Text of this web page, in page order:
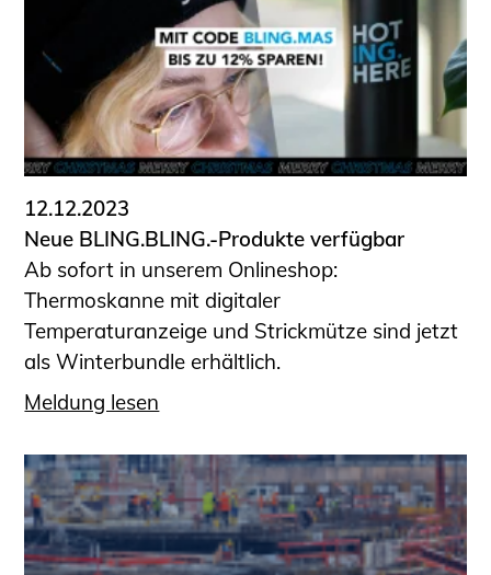
12.12.2023
Neue BLING.BLING.-Produkte verfügbar
Ab sofort in unserem Onlineshop:
Thermoskanne mit digitaler
Temperaturanzeige und Strickmütze sind jetzt
als Winterbundle erhältlich.
Meldung lesen